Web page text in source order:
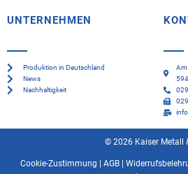
UNTERNEHMEN
Produktion in Deutschland
News
Nachhaltigkeit
Am
© 2026 Kaiser Metall
Cookie-Zustimmung | AGB|